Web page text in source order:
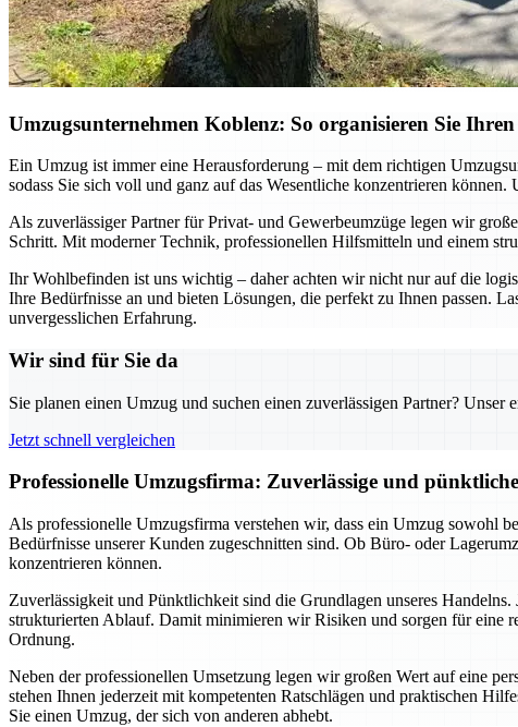
Umzugsunternehmen Koblenz: So organisieren Sie
Ein Umzug ist immer eine Herausforderung – mit dem richtigen
sodass Sie sich voll und ganz auf das Wesentliche konzentrieren
Als zuverlässiger Partner für Privat- und Gewerbeumzüge legen wir
Schritt. Mit moderner Technik, professionellen Hilfsmitteln und einem
Ihr Wohlbefinden ist uns wichtig – daher achten wir nicht nur auf die
Ihre Bedürfnisse an und bieten Lösungen, die perfekt zu Ihnen passen.
unvergesslichen Erfahrung.
Wir sind für Sie da
Sie planen einen Umzug und suchen einen zuverlässigen Partner?
Jetzt schnell vergleichen
Professionelle Umzugsfirma: Zuverlässige und
Als professionelle Umzugsfirma verstehen wir, dass ein Umzug sowohl
Bedürfnisse unserer Kunden zugeschnitten sind. Ob Büro- oder
konzentrieren können.
Zuverlässigkeit und Pünktlichkeit sind die Grundlagen unseres
strukturierten Ablauf. Damit minimieren wir Risiken und sorgen für eine
Ordnung.
Neben der professionellen Umsetzung legen wir großen Wert auf eine
stehen Ihnen jederzeit mit kompetenten Ratschlägen und praktischen
Sie einen Umzug, der sich von anderen abhebt.